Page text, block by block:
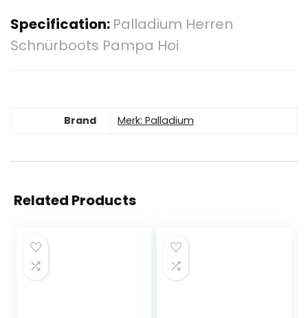
Specification: Palladium Herren
Schnürboots Pampa Hoi
Brand Merk: Palladium
Related Products